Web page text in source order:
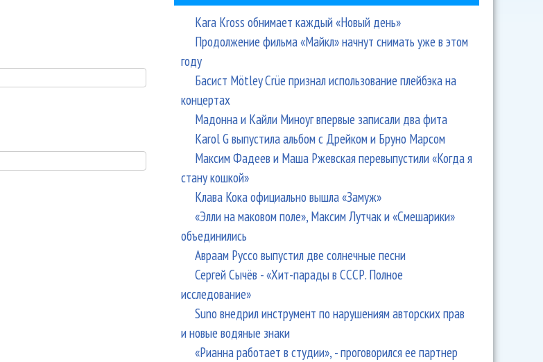
Kara Kross обнимает каждый «Новый день»
Продолжение фильма «Майкл» начнут снимать уже в этом
году
Басист Mötley Crüe признал использование плейбэка на
концертах
Мадонна и Кайли Миноуг впервые записали два фита
Karol G выпустила альбом с Дрейком и Бруно Марсом
Максим Фадеев и Маша Ржевская перевыпустили «Когда я
стану кошкой»
Клава Кока официально вышла «Замуж»
«Элли на маковом поле», Максим Лутчак и «Смешарики»
объединились
Авраам Руссо выпустил две солнечные песни
Сергей Сычёв - «Хит-парады в СССР. Полное
исследование»
Suno внедрил инструмент по нарушениям авторских прав
и новые водяные знаки
«Рианна работает в студии», - проговорился ее партнер